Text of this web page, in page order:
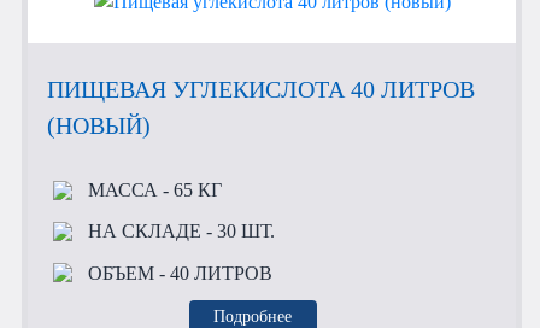
ПИЩЕВАЯ УГЛЕКИСЛОТА 40 ЛИТРОВ
(НОВЫЙ)
МАССА - 65 КГ
НА СКЛАДЕ - 30 ШТ.
ОБЪЕМ- 40 ЛИТРОВ
Подробнее